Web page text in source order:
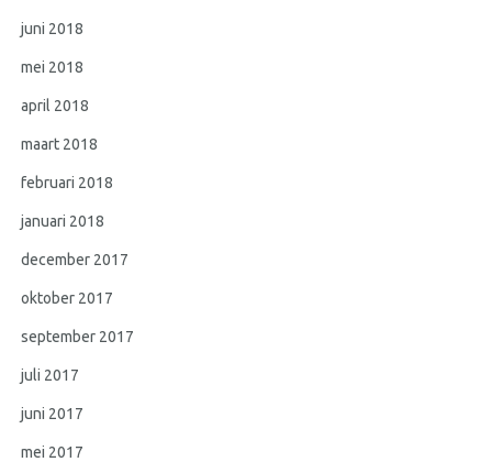
juni 2018
mei 2018
april 2018
maart 2018
februari 2018
januari 2018
december 2017
oktober 2017
september 2017
juli 2017
juni 2017
mei 2017